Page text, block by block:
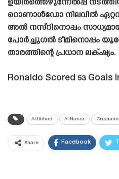
ഉയിർത്തെഴുന്നേൽപ്പ് നടത്തിയ
റൊണാൾഡോ നിലവിൽ
അൽ നസ്‌റിനൊപ്പം
പോർച്ചുഗൽ ടീമിനൊപ്പം
താരത്തിന്റെ പ്രധാന ലക്‌ഷ്യം.
Ronaldo Scored 53 Goals
Al Ittihad Al Nassr
Share Facebook